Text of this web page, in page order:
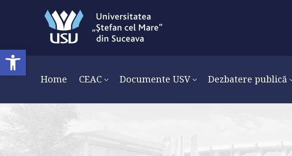
Open toolbar
Home CEAC Documente USV Dezbatere publică